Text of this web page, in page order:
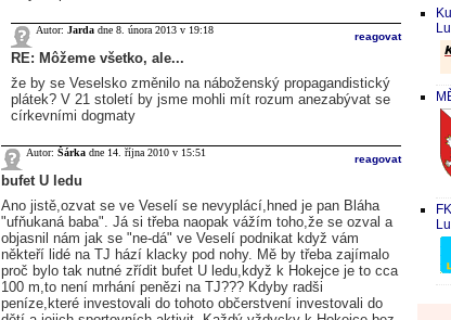
Autor: Jarda dne 8. února 2013 v 19:18
reagovat
RE: Môžeme všetko, ale...
že by se Veselsko změnilo na náboženský propagandistický
plátek? V 21 století by jsme mohli mít rozum anezabývat se
církevními dogmaty
Autor: Šárka dne 14. října 2010 v 15:51
reagovat
bufet U ledu
Ano jistě,ozvat se ve Veselí se nevyplácí,hned je pan Bláha
"ufňukaná baba". Já si třeba naopak vážím toho,že se ozval a
objasnil nám jak se "ne-dá" ve Veselí podnikat když vám
někteří lidé na TJ hází klacky pod nohy. Mě by třeba zajímalo
proč bylo tak nutné zřídit bufet U ledu,když k Hokejce je to cca
100 m,to není mrhání penězi na TJ??? Kdyby radši
peníze,které investovali do tohoto občerstvení investovali do